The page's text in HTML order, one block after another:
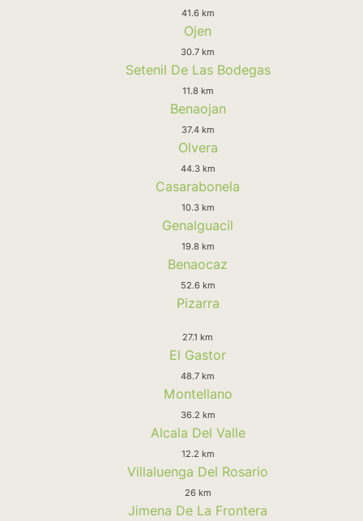
41.6 km
Ojen
30.7 km
Setenil De Las Bodegas
11.8 km
Benaojan
37.4 km
Olvera
44.3 km
Casarabonela
10.3 km
Genalguacil
19.8 km
Benaocaz
52.6 km
Pizarra
27.1 km
El Gastor
48.7 km
Montellano
36.2 km
Alcala Del Valle
12.2 km
Villaluenga Del Rosario
26 km
Jimena De La Frontera